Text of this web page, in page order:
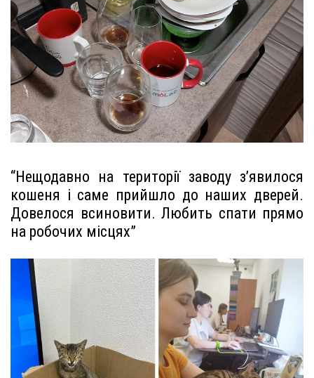
“Нещодавно на території заводу з’явилося
кошеня і саме прийшло до наших дверей.
Довелося всиновити. Любить спати прямо
на робочих місцях”